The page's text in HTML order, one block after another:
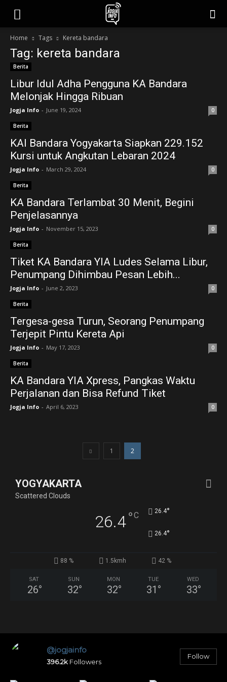
jogjainfo.id
Home Tags Kereta bandara
Tag: kereta bandara
Berita
Libur Idul Adha Pengguna KA Bandara
Melonjak Hingga Ribuan
Jogja Info - June 19, 2024 0
Berita
KAI Bandara Yogyakarta Siapkan 229.152
Kursi untuk Angkutan Lebaran 2024
Jogja Info - March 29, 2024 0
Berita
KA Bandara Terlambat 30 Menit, Begini
Penjelasannya
Jogja Info - November 15, 2023 0
Berita
Tiket KA Bandara YIA Ludes Selama Libur,
Penumpang Dihimbau Pesan Lebih...
Jogja Info - June 2, 2023 0
Berita
Tergesa-gesa Turun, Seorang Penumpang
Terjepit Pintu Kereta Api
Jogja Info - May 17, 2023 0
Berita
KA Bandara YIA Xpress, Pangkas Waktu
Perjalanan dan Bisa Refund Tiket
Jogja Info - April 6, 2023 0
1 2
YOGYAKARTA
Scattered Clouds
26.4°C 26.4°
26.4°
88 % 1.5kmh 42 %
SAT
26°
SUN
32°
MON
32°
TUE
31 °
WED
33°
@jogjainfo
396.2k Followers
Follow